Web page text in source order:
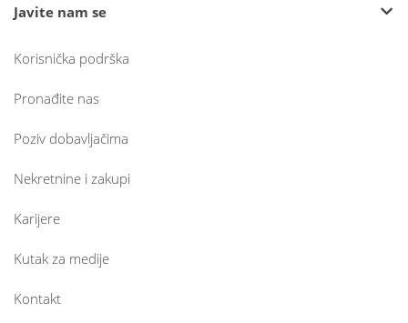
Javite nam se
Korisnička podrška
Pronađite nas
Poziv dobavljačima
Nekretnine i zakupi
Karijere
Kutak za medije
Kontakt